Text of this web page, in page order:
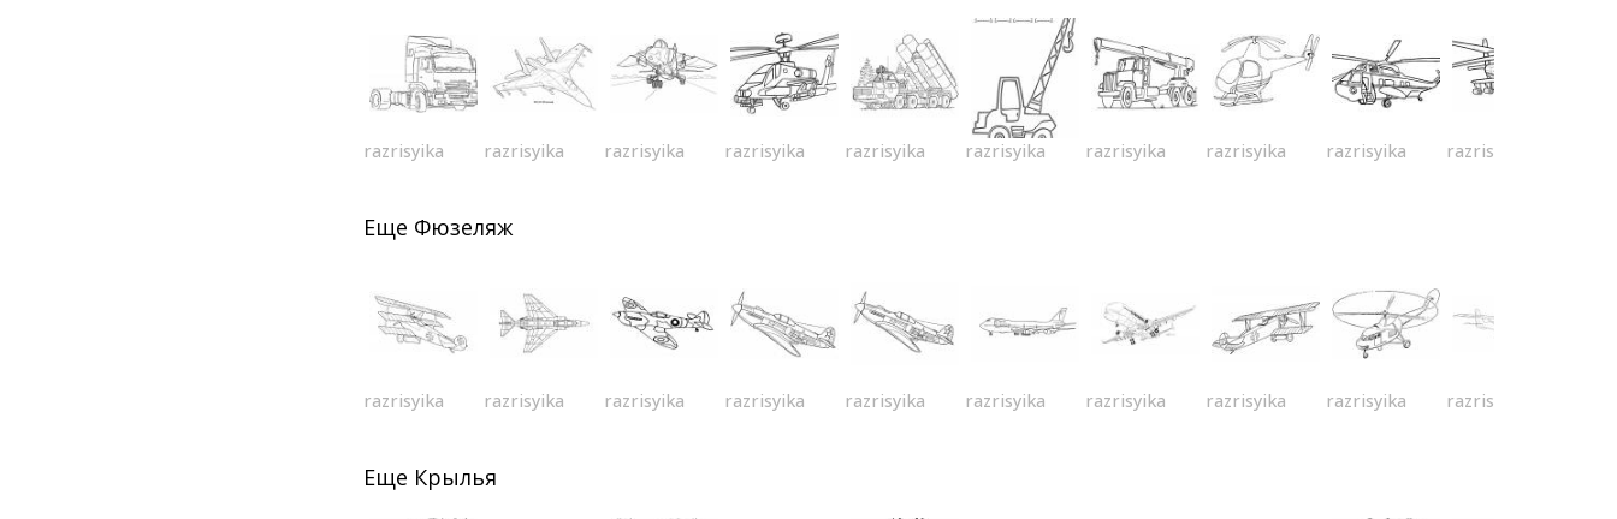
razrisyika razrisyika razrisyika razrisyika razrisyika razrisyika razrisyika razrisyika razrisyika razrisyika
Еще Фюзеляж
razrisyika razrisyika razrisyika razrisyika razrisyika razrisyika razrisyika razrisyika razrisyika razrisyika
Еще Крылья